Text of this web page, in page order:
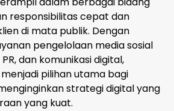
responsibilitas cepat dan
di mata publik. Dengan
pengelolaan media sosial
dan komunikasi digital,
menjadi pilihan utama bagi
strategi digital yang
yang kuat.